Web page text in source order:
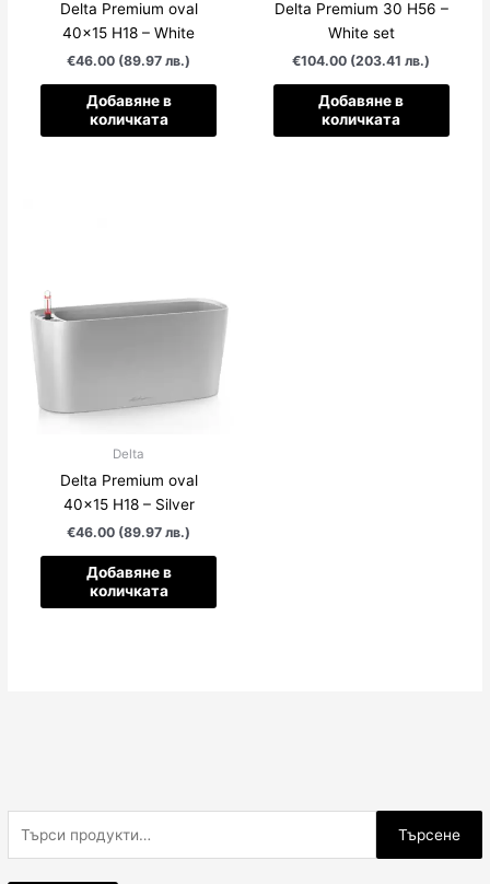
Търсене
Delta Premium oval
40×15 H18 – White
€46.00 (89.97 лв.)
Добавяне в
количката
Delta Premium 30 H56 –
White set
€104.00 (203.41 лв.)
Добавяне в
количката
Delta
Delta Premium oval
40×15 H18 – Silver
€46.00 (89.97 лв.)
Добавяне в
количката